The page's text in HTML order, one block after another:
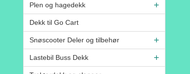
Plen og hagedekk
Dekk til Go Cart
Snøscooter Deler og tilbehør
Lastebil Buss Dekk